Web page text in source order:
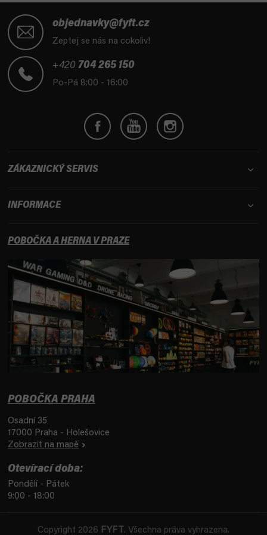
objednavky@fyft.cz
Zeptej se nás na cokoliv!
+420 704 265 150
Po-Pá 8:00 - 16:00
ZÁKAZNICKÝ SERVIS
INFORMACE
POBOČKA A HERNA V PRAZE
POBOČKA PRAHA
Osadní 35
17000 Praha - Holešovice
Zobrazit na mapě
Otevírací doba:
Pondělí - Pátek
9:00 - 18:00
Copyright 2026 FYFT . Všechna práva vyhrazena.